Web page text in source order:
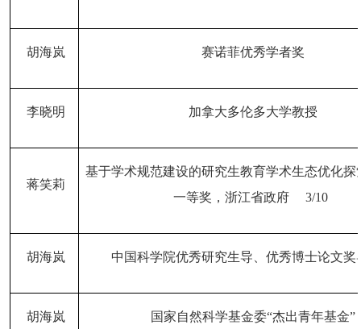
胡海岚 赛诺菲优秀学者奖
李晓明 加拿大多伦多大学教授
蒋笑莉
基于学术规范建设的研究生教育学术生态优化探
一等奖，浙江省政府
3/10
胡海岚 中国科学院优秀研究生导、优秀博士论文奖
胡海岚 国家自然科学基金委“杰出青年基金”